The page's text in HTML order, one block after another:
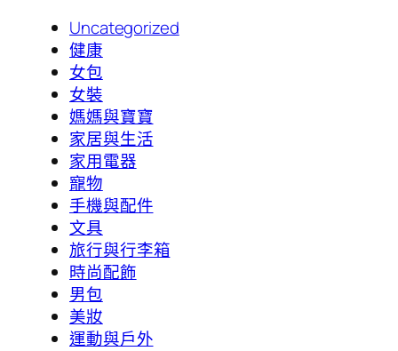
Uncategorized
健康
女包
女裝
媽媽與寶寶
家居與生活
家用電器
寵物
手機與配件
文具
旅行與行李箱
時尚配飾
男包
美妝
運動與戶外